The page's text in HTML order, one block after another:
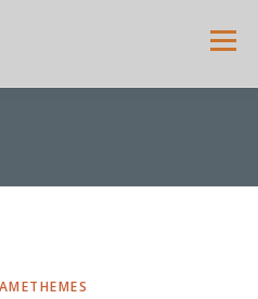
Menu